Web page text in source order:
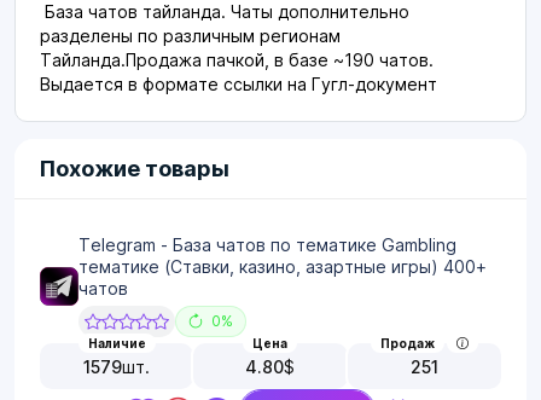
База чатов тайланда. Чаты дополнительно
разделены по различным регионам
Тайланда.Продажа пачкой, в базе ~190 чатов.
Выдается в формате ссылки на Гугл-документ
Похожие товары
Telegram - База чатов по тематике Gambling
тематике (Ставки, казино, азартные игры) 400+
чатов
0%
Наличие
1579шт.
Цена
4.80$
Продаж
251